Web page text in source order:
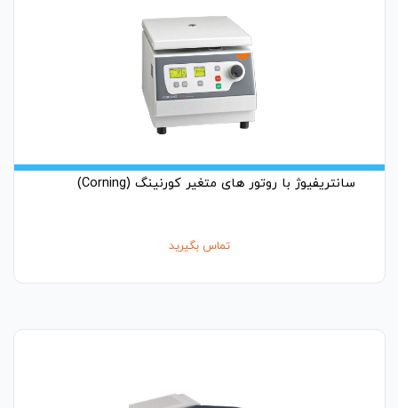
سانتریفیوژ با روتور های متغیر کورنینگ (Corning)
تماس بگیرید